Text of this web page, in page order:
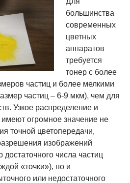
большинства
современных
цветных
аппаратов
требуется
тонер с более
частиц и более мелкими
частиц – 6-9 мкм), чем для
Узкое распределение и
огромное значение не
точной цветопередачи,
изображений
числа частиц
«точки»), но и
или недостаточного